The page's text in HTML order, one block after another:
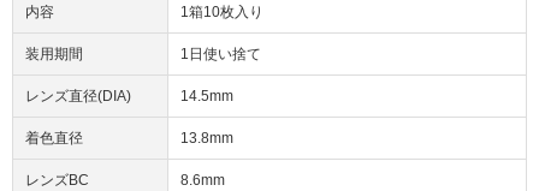
内容 1箱10枚入り
装用期間 1日使い捨て
レンズ直径(DIA) 14.5mm
着色直径 13.8mm
レンズBC 8.6mm